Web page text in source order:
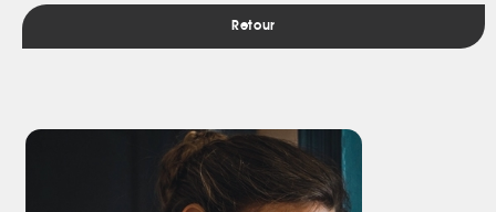
prolonge à l’étage via une galerie légère permettant de
cheminer entre les chambres en appréciant les vues sur le
Retour